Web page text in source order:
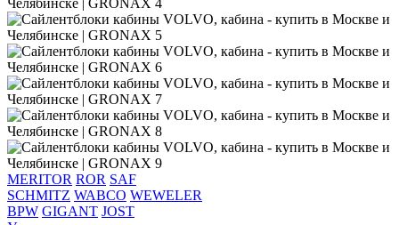
MERITOR ROR SAF
SCHMITZ WABCO WEWELER
BPW GIGANT JOST